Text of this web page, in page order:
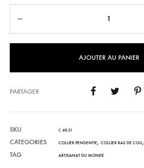
AJOUTER AU PANIER
PARTAGER
SKU C 48-31
CATEGORIES COLLIER PENDENTIF, COLLIER RAS DE COU,
TAG ARTISANAT DU MONDE